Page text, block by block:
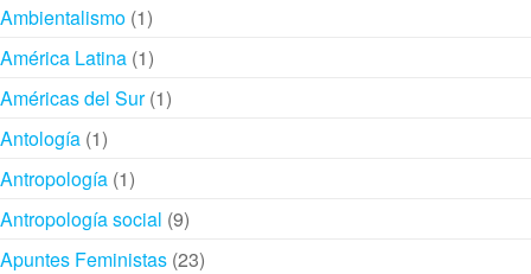
Ambientalismo 11
producto
América Latina 11
producto
Américas del Sur 11
Antología 11
producto
Antropología 11
producto
Antropología social 99
productos
Apuntes Feministas 2323